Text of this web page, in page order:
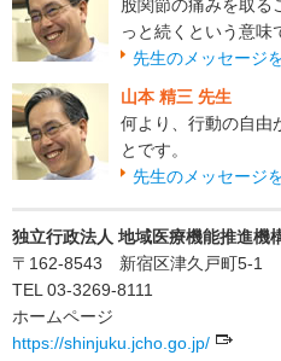
股関節の痛みを取る
っと続くという意味
先生のメッセージ
山本 精三 先生
何より、行動の自由
とです。
先生のメッセージ
独立行政法人 地域医療機能推進機
〒162-8543 新宿区津久戸町5-1
TEL 03-3269-8111
ホームページ
https://shinjuku.jcho.go.jp/